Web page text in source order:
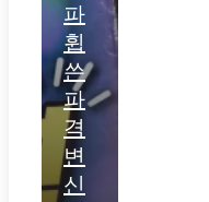
파
휩
쓴
파
격
변
신